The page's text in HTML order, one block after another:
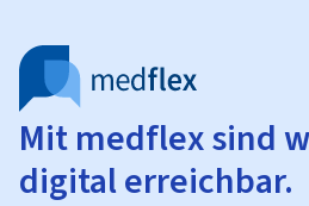
Mit medflex sind
digital erreichbar.